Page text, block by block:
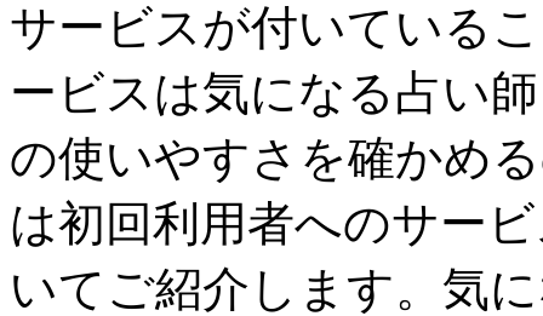
サービスが付いている
ービスは気になる占い
の使いやすさを確かめ
は初回利用者へのサー
いてご紹介します。気